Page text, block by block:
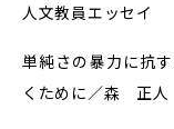
人文教員エッセイ
単純さの暴力に抗
くために／森 正人